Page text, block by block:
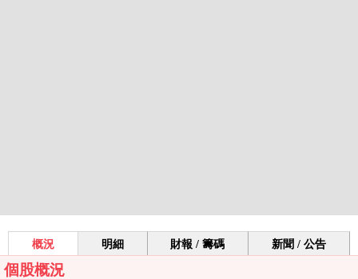
概況 明細 財報 / 籌碼 新聞 / 公告
個股概況